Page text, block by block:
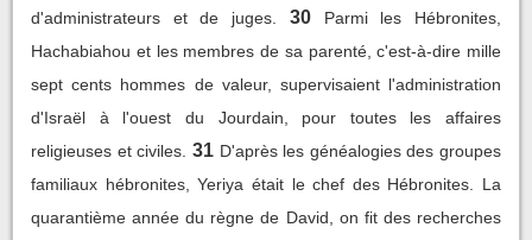
d'administrateurs et de juges.
30
Parmi les Hébronites,
Hachabiahou et les membres de sa parenté, c'est-à-dire mille
sept cents hommes de valeur, supervisaient l'administration
d'Israël à l'ouest du Jourdain, pour toutes les affaires
religieuses et civiles. 31 D'après les généalogies des groupes
familiaux hébronites, Yeriya était le chef des Hébronites. La
quarantième année du règne de David, on fit des recherches